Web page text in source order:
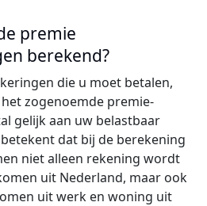
premie
berekend?
die u moet betalen,
zogenoemde premie-
gelijk aan uw belastbaar
dat bij de berekening
niet alleen rekening wordt
uit Nederland, maar ook
uit werk en woning uit